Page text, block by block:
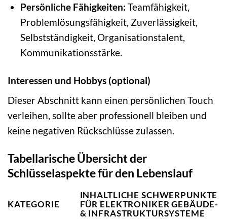
Persönliche Fähigkeiten: Teamfähigkeit,
Problemlösungsfähigkeit, Zuverlässigkeit,
Selbstständigkeit, Organisationstalent,
Kommunikationsstärke.
Interessen und Hobbys (optional)
Dieser Abschnitt kann einen persönlichen Touch
verleihen, sollte aber professionell bleiben und
keine negativen Rückschlüsse zulassen.
Tabellarische Übersicht der
Schlüsselaspekte für den Lebenslauf
KATEGORIE
INHALTLICHE SCHWERPUNKTE
FÜR ELEKTRONIKER GEBÄUDE-
& INFRASTRUKTURSYSTEME